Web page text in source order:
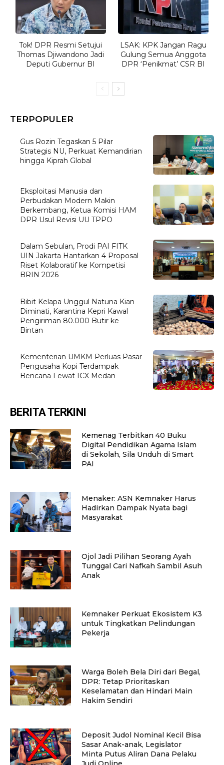
Tok! DPR Resmi Setujui
Thomas Djiwandono Jadi
Deputi Gubernur BI
LSAK: KPK Jangan Ragu
Gulung Semua Anggota
DPR ‘Penikmat’ CSR BI
TERPOPULER
Gus Rozin Tegaskan 5 Pilar
Strategis NU, Perkuat Kemandirian
hingga Kiprah Global
Eksploitasi Manusia dan
Perbudakan Modern Makin
Berkembang, Ketua Komisi HAM
DPR Usul Revisi UU TPPO
Dalam Sebulan, Prodi PAI FITK
UIN Jakarta Hantarkan 4 Proposal
Riset Kolaboratif ke Kompetisi
BRIN 2026
Bibit Kelapa Unggul Natuna Kian
Diminati, Karantina Kepri Kawal
Pengiriman 80.000 Butir ke
Bintan
Kementerian UMKM Perluas Pasar
Pengusaha Kopi Terdampak
Bencana Lewat ICX Medan
BERITA TERKINI
Kemenag Terbitkan 40 Buku
Digital Pendidikan Agama Islam
di Sekolah, Sila Unduh di Smart
PAI
Menaker: ASN Kemnaker Harus
Hadirkan Dampak Nyata bagi
Masyarakat
Ojol Jadi Pilihan Seorang Ayah
Tunggal Cari Nafkah Sambil Asuh
Anak
Kemnaker Perkuat Ekosistem K3
untuk Tingkatkan Pelindungan
Pekerja
Warga Boleh Bela Diri dari Begal,
DPR: Tetap Prioritaskan
Keselamatan dan Hindari Main
Hakim Sendiri
Deposit Judol Nominal Kecil Bisa
Sasar Anak-anak, Legislator
Minta Putus Aliran Dana Pelaku